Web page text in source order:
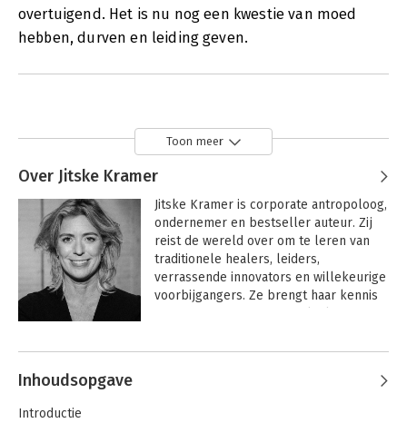
overtuigend. Het is nu nog een kwestie van moed
hebben, durven en leiding geven.
Toon meer
Over Jitske Kramer
Jitske Kramer is corporate antropoloog,
ondernemer en bestseller auteur. Zij
reist de wereld over om te leren van
traditionele healers, leiders,
verrassende innovators en willekeurige
voorbijgangers. Ze brengt haar kennis
organiseren, samenwerken en
resultaten van individuen en groepen te
Andere boeken door Jitske Kramer
Inhoudsopgave
Introductie